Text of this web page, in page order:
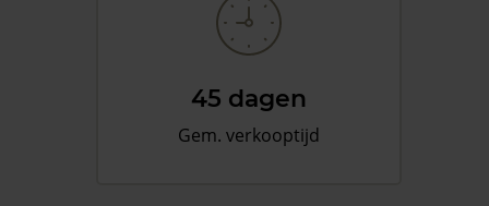
45 dagen
Gem. verkooptijd